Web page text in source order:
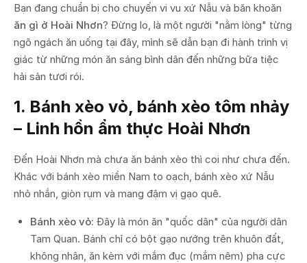
Bạn đang chuẩn bị cho chuyến vi vu xứ Nẫu và băn khoăn
ăn gì ở Hoài Nhơn? Đừng lo, là một người "nằm lòng" từng
ngõ ngách ăn uống tại đây, mình sẽ dẫn bạn đi hành trình vị
giác từ những món ăn sáng bình dân đến những bữa tiệc
hải sản tươi rói.
1. Bánh xèo vỏ, bánh xèo tôm nhảy
– Linh hồn ẩm thực Hoài Nhơn
Đến Hoài Nhơn mà chưa ăn bánh xèo thì coi như chưa đến.
Khác với bánh xèo miền Nam to oạch, bánh xèo xứ Nẫu
nhỏ nhắn, giòn rụm và mang đậm vị gạo quê.
Bánh xèo vỏ: Đây là món ăn "quốc dân" của người dân
Tam Quan. Bánh chỉ có bột gạo nướng trên khuôn đất,
không nhân, ăn kèm với mắm đục (mắm nêm) pha cực